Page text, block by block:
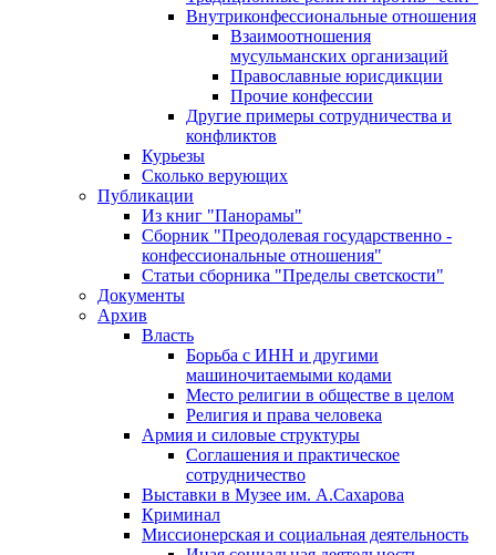
Внутриконфессиональные отношения
Взаимоотношения
мусульманских организаций
Православные юрисдикции
Прочие конфессии
Другие примеры сотрудничества и
конфликтов
Курьезы
Сколько верующих
Публикации
Из книг "Панорамы"
Сборник "Преодолевая государственно -
конфессиональные отношения"
Статьи сборника "Пределы светскости"
Документы
Архив
Власть
Борьба с ИНН и другими
машиночитаемыми кодами
Место религии в обществе в целом
Религия и права человека
Армия и силовые структуры
Соглашения и практическое
сотрудничество
Выставки в Музее им. А.Сахарова
Криминал
Миссионерская и социальная деятельность